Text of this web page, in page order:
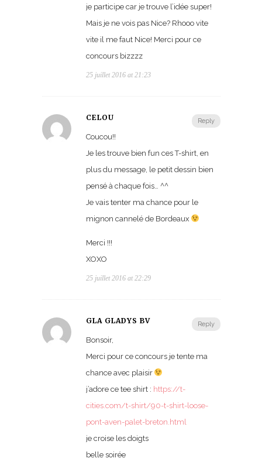
je participe car je trouve l’idée super!
Mais je ne vois pas Nice? Rhooo vite
vite il me faut Nice! Merci pour ce
concours bizzzz
25 juillet 2016 at 21:23
Reply
CÉLOU
Coucou!!
Je les trouve bien fun ces T-shirt, en
plus du message, le petit dessin bien
pensé à chaque fois… ^^
Je vais tenter ma chance pour le
mignon cannelé de Bordeaux
Merci !!!
XOXO
25 juillet 2016 at 22:29
Reply
GLA GLADYS BV
Bonsoir,
Merci pour ce concours je tente ma
chance avec plaisir
j’adore ce tee shirt : https://t-
cities.com/t-shirt/90-t-shirt-loose-
pont-aven-palet-breton.html
je croise les doigts
belle soirée